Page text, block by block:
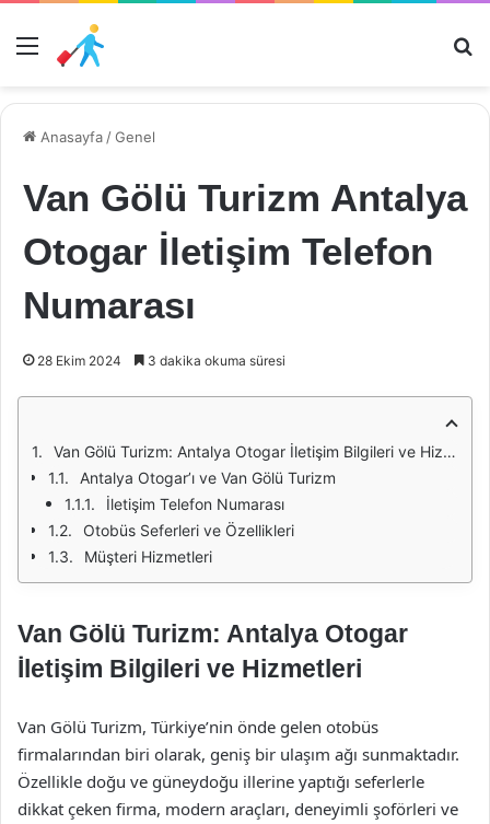
Menü
Anasayfa /Genel
Van Gölü Turizm Antalya
Otogar İletişim Telefon
Numarası
28 Ekim 2024 3 dakika okuma süresi
Van Gölü Turizm: Antalya Otogar İletişim Bilgileri ve Hizmetleri
Antalya Otogar’ı ve Van Gölü Turizm
İletişim Telefon Numarası
Otobüs Seferleri ve Özellikleri
Müşteri Hizmetleri
Van Gölü Turizm: Antalya Otogar
İletişim Bilgileri ve Hizmetleri
Van Gölü Turizm, Türkiye’nin önde gelen otobüs
firmalarından biri olarak, geniş bir ulaşım ağı sunmaktadır.
Özellikle doğu ve güneydoğu illerine yaptığı seferlerle
dikkat çeken firma, modern araçları, deneyimli şoförleri ve